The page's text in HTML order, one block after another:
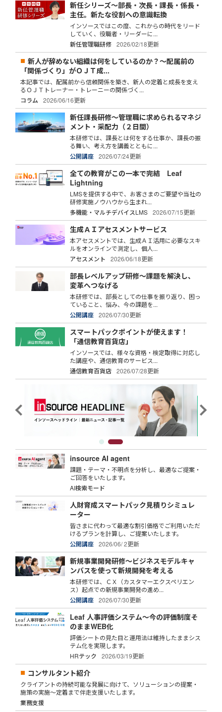
新任シリーズ～部長・次長・課長・係長・
主任。新たな役割への意識転換
インソースではこの度、これからの時代をリード
していく、役職者・リーダーに...
新任管理職研修
2026/02/18更新
新人が辞めない組織は何をしているのか？～配属前の
「関係づくり」がＯＪＴ成...
本記事では、配属前から信頼関係を築き、新人の定着と成長を支え
るＯＪＴトレーナー・トレーニーの関係づく...
コラム
2026/06/16更新
新任課長研修～管理職に求められるマネジ
メント・采配力（２日間）
本研修では、課長とは何をする仕事か、課長の振
る舞い、考え方を講義とともに...
公開講座
2026/07/24更新
全ての教育がこの一本で完結 Leaf
Lightning
LMSを提供する中で、お客さまのご要望や当社の
研修実施ノウハウから生まれ...
多機能・マルチデバイスLMS
2026/07/15更新
生成ＡＩアセスメントサービス
本アセスメントでは、生成ＡＩ活用に必要なスキ
ルをオンラインで測定し、個人...
アセスメント
2026/06/18更新
部長レベルアップ研修～課題を解決し、
変革へつなげる
本研修では、部長としての仕事を振り返り、困っ
ていること、悩み、今の課題を...
公開講座
2026/07/30更新
スマートパックポイントが使えます！
「通信教育百貨店」
インソースでは、様々な資格・検定取得に対応し
た講座や、通信教育のサービス...
通信教育百貨店
2026/07/28更新
insource AI agent
課題・テーマ・不明点を分析し、最適なご提案・
ご回答をいたします。
AI検索モード
人財育成スマートパック見積りシミュレ
ーター
皆さまに代わって最適な割引価格でご利用いただ
けるプランを計算し、ご提案いたします。
公開講座
2026/06/ 2更新
新規事業開発研修～ビジネスモデルキャ
ンバスを使って新規開発を考える
本研修では、ＣＸ（カスタマーエクスペリエン
ス）起点での新規事業開発の進め...
公開講座
2026/07/30更新
Leaf 人事評価システム～今の評価制度そ
のままWEB化
評価シートの見た目と運用法は維持したままシス
テム化を実現します。
HRテック
2026/03/19更新
コンサルタント紹介
クライアントの持続可能な発展に向けて、ソリューションの提案・
施策の実施～定着まで伴走支援いたします。
業務支援